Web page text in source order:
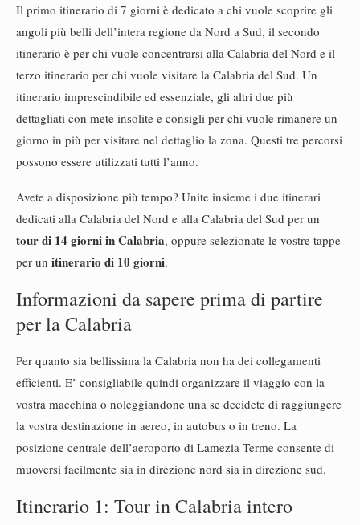
Il primo itinerario di 7 giorni è dedicato a chi vuole scoprire gli
angoli più belli dell’intera regione da Nord a Sud, il secondo
itinerario è per chi vuole concentrarsi alla Calabria del Nord e il
terzo itinerario per chi vuole visitare la Calabria del Sud. Un
itinerario imprescindibile ed essenziale, gli altri due più
dettagliati con mete insolite e consigli per chi vuole rimanere un
giorno in più per visitare nel dettaglio la zona. Questi tre percorsi
possono essere utilizzati tutti l’anno.
Avete a disposizione più tempo? Unite insieme i due itinerari
dedicati alla Calabria del Nord e alla Calabria del Sud per un
tour di 14 giorni in Calabria, oppure selezionate le vostre tappe
per un itinerario di 10 giorni.
Informazioni da sapere prima di partire
per la Calabria
Per quanto sia bellissima la Calabria non ha dei collegamenti
efficienti. E’ consigliabile quindi organizzare il viaggio con la
vostra macchina o noleggiandone una se decidete di raggiungere
la vostra destinazione in aereo, in autobus o in treno. La
posizione centrale dell’aeroporto di Lamezia Terme consente di
muoversi facilmente sia in direzione nord sia in direzione sud.
Itinerario 1: Tour in Calabria intero